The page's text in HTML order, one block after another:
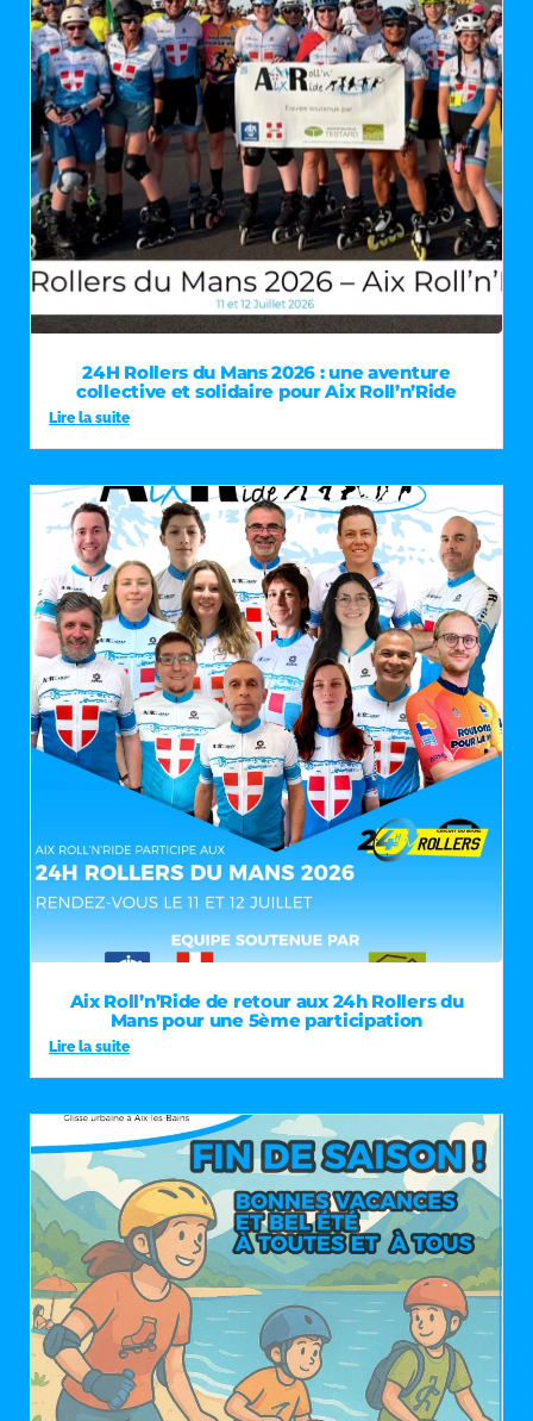
24H Rollers du Mans 2026 : une aventure
collective et solidaire pour Aix Roll’n’Ride
Lire la suite
Aix Roll’n’Ride de retour aux 24h Rollers du
Mans pour une 5ème participation
Lire la suite